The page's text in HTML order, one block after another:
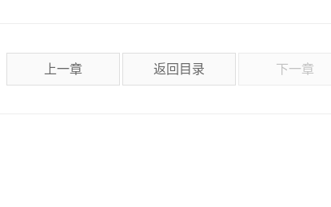
上一章 返回目录 下一章